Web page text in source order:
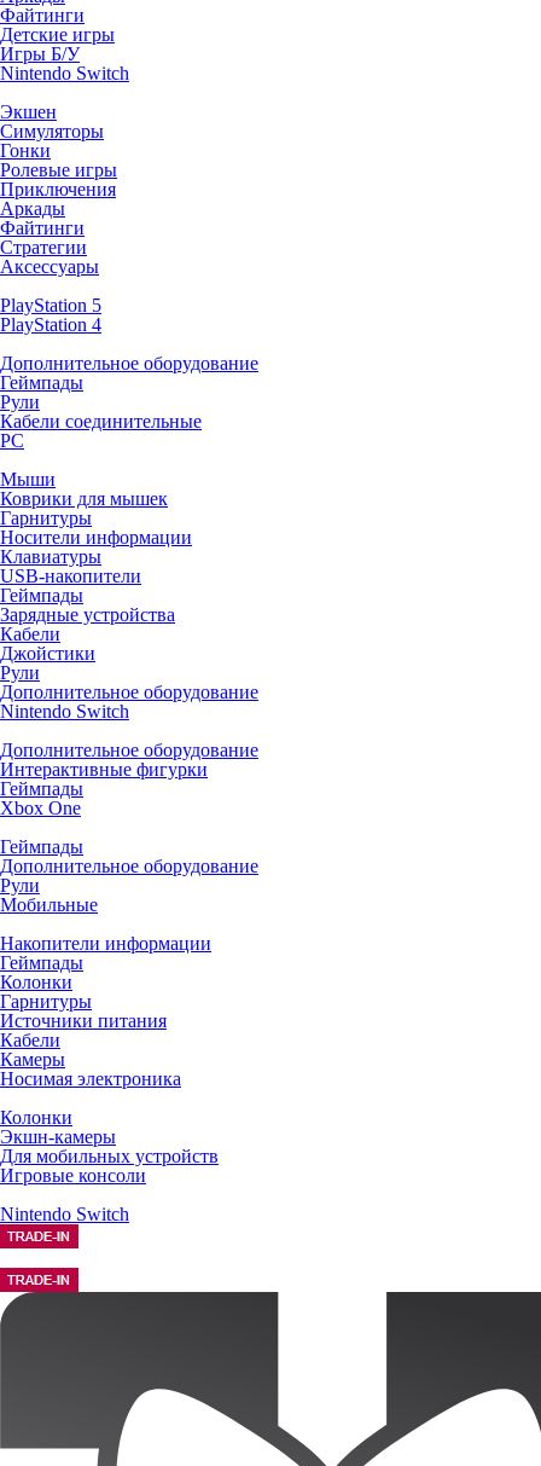
Файтинги
Детские игры
Игры Б/У
Nintendo Switch
Экшен
Симуляторы
Гонки
Ролевые игры
Приключения
Аркады
Файтинги
Стратегии
Аксессуары
PlayStation 5
PlayStation 4
Дополнительное оборудование
Геймпады
Рули
Кабели соединительные
PC
Мыши
Коврики для мышек
Гарнитуры
Носители информации
Клавиатуры
USB-накопители
Геймпады
Зарядные устройства
Кабели
Джойстики
Рули
Дополнительное оборудование
Nintendo Switch
Дополнительное оборудование
Интерактивные фигурки
Геймпады
Xbox One
Геймпады
Дополнительное оборудование
Рули
Мобильные
Накопители информации
Геймпады
Колонки
Гарнитуры
Источники питания
Кабели
Камеры
Носимая электроника
Колонки
Экшн-камеры
Для мобильных устройств
Игровые консоли
Nintendo Switch